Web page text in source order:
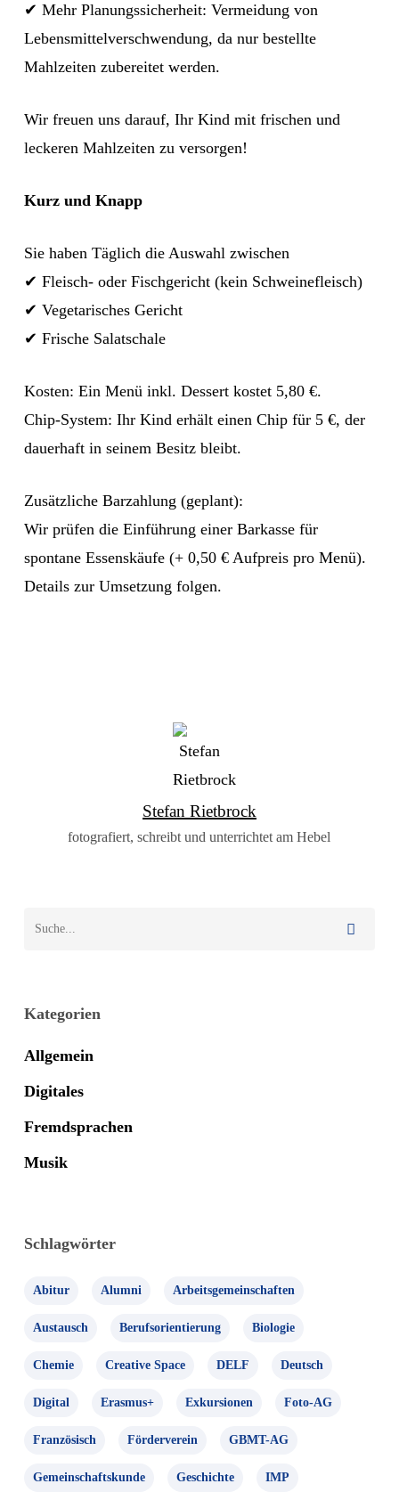
✔ Mehr Planungssicherheit: Vermeidung von
Lebensmittelverschwendung, da nur bestellte
Mahlzeiten zubereitet werden.
Wir freuen uns darauf, Ihr Kind mit frischen und
leckeren Mahlzeiten zu versorgen!
Kurz und Knapp
Sie haben Täglich die Auswahl zwischen
✔ Fleisch- oder Fischgericht (kein Schweinefleisch)
✔ Vegetarisches Gericht
✔ Frische Salatschale
Kosten: Ein Menü inkl. Dessert kostet 5,80 €.
Chip-System: Ihr Kind erhält einen Chip für 5 €, der
dauerhaft in seinem Besitz bleibt.
Zusätzliche Barzahlung (geplant):
Wir prüfen die Einführung einer Barkasse für
spontane Essenskäufe (+ 0,50 € Aufpreis pro Menü).
Details zur Umsetzung folgen.
Stefan Rietbrock
fotografiert, schreibt und unterrichtet am Hebel
Kategorien
Allgemein
Digitales
Fremdsprachen
Musik
Schlagwörter
Abitur Alumni Arbeitsgemeinschaften
Austausch Berufsorientierung Biologie
Chemie Creative Space DELF Deutsch
Digital Erasmus+ Exkursionen Foto-AG
Französisch Förderverein GBMT-AG
Gemeinschaftskunde Geschichte IMP